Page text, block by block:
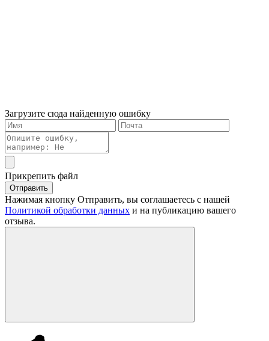
Загрузите сюда найденную ошибку
Прикрепить файл
Отправить
Нажимая кнопку Отправить, вы соглашаетесь с нашей
Политикой обработки данных и на публикацию вашего
отзыва.